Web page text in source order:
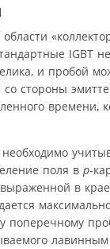
IGBT
и пробой
стороны
времени,
поля в р-
в